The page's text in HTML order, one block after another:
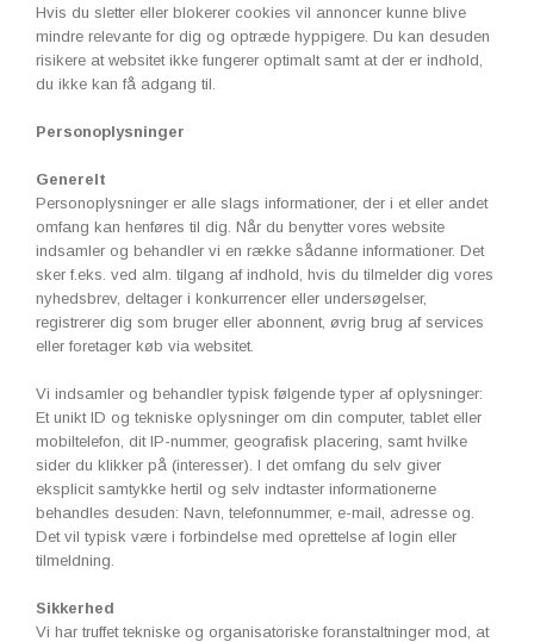
Hvis du sletter eller blokerer cookies vil annoncer kunne blive
mindre relevante for dig og optræde hyppigere. Du kan desuden
risikere at websitet ikke fungerer optimalt samt at der er indhold,
du ikke kan få adgang til.
Personoplysninger
Generelt
Personoplysninger er alle slags informationer, der i et eller andet
omfang kan henføres til dig. Når du benytter vores website
indsamler og behandler vi en række sådanne informationer. Det
sker f.eks. ved alm. tilgang af indhold, hvis du tilmelder dig vores
nyhedsbrev, deltager i konkurrencer eller undersøgelser,
registrerer dig som bruger eller abonnent, øvrig brug af services
eller foretager køb via websitet.
Vi indsamler og behandler typisk følgende typer af oplysninger:
Et unikt ID og tekniske oplysninger om din computer, tablet eller
mobiltelefon, dit IP-nummer, geografisk placering, samt hvilke
sider du klikker på (interesser). I det omfang du selv giver
eksplicit samtykke hertil og selv indtaster informationerne
behandles desuden: Navn, telefonnummer, e-mail, adresse og.
Det vil typisk være i forbindelse med oprettelse af login eller
tilmeldning.
Sikkerhed
Vi har truffet tekniske og organisatoriske foranstaltninger mod, at